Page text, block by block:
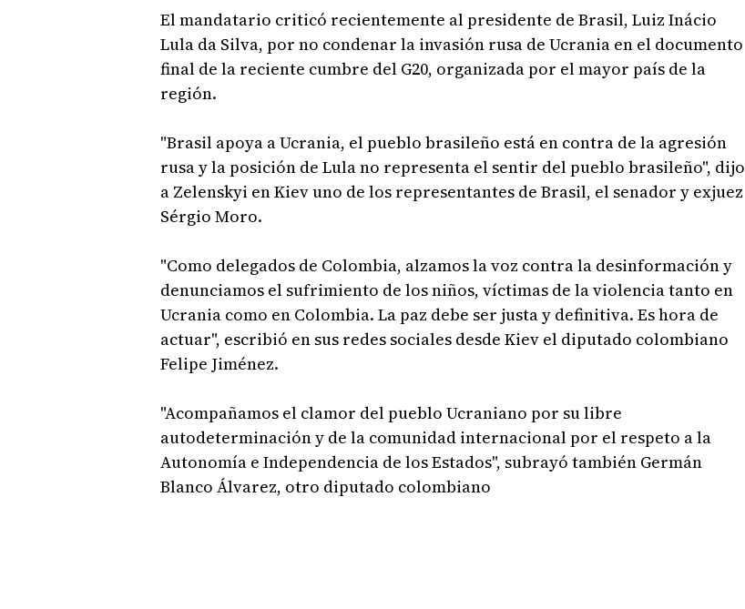
El mandatario criticó recientemente al presidente de Brasil, Luiz Inácio
Lula da Silva, por no condenar la invasión rusa de Ucrania en el documento
final de la reciente cumbre del G20, organizada por el mayor país de la
región.
"Brasil apoya a Ucrania, el pueblo brasileño está en contra de la agresión
rusa y la posición de Lula no representa el sentir del pueblo brasileño", dijo
a Zelenskyi en Kiev uno de los representantes de Brasil, el senador y exjuez
Sérgio Moro.
"Como delegados de Colombia, alzamos la voz contra la desinformación y
denunciamos el sufrimiento de los niños, víctimas de la violencia tanto en
Ucrania como en Colombia. La paz debe ser justa y definitiva. Es hora de
actuar", escribió en sus redes sociales desde Kiev el diputado colombiano
Felipe Jiménez.
"Acompañamos el clamor del pueblo Ucraniano por su libre
autodeterminación y de la comunidad internacional por el respeto a la
Autonomía e Independencia de los Estados", subrayó también Germán
Blanco Álvarez, otro diputado colombiano